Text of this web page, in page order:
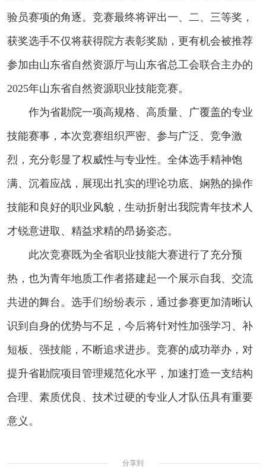
验员赛项的角逐。竞赛最终将评出一、二、三等奖，
获奖选手不仅将获得院方表彰奖励，更有机会被推荐
参加由山东省自然资源厅与山东省总工会联合主办的
2025年山东省自然资源职业技能竞赛。
作为省勘院一项高规格、高质量、广覆盖的专业
技能赛事，本次竞赛组织严密、参与广泛、竞争激
烈，充分彰显了权威性与专业性。全体选手精神饱
满、沉着应战，展现出扎实的理论功底、娴熟的操作
技能和良好的职业风貌，生动折射出我院青年技术人
才锐意进取、精益求精的昂扬姿态。
此次竞赛既为全省职业技能大赛进行了充分预
热，也为青年地质工作者搭建起一个展示自我、交流
共进的舞台。选手们纷纷表示，通过参赛更加清晰认
识到自身的优势与不足，今后将针对性加强学习、补
短板、强技能，不断追求进步。竞赛的成功举办，对
提升省勘院项目管理规范化水平，加速打造一支结构
合理、素质优良、技术过硬的专业人才队伍具有重要
意义。
分享到